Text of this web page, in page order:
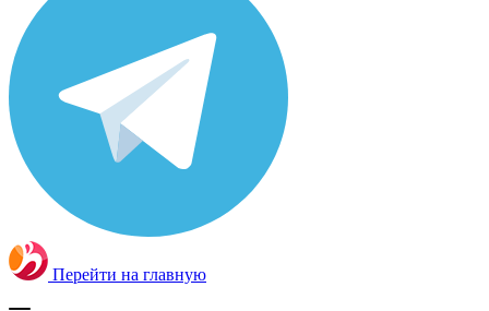
Перейти на главную